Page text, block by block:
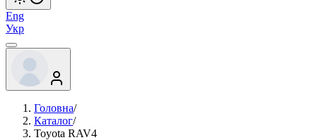
Eng
Укр
Головна/
Каталог/
Toyota RAV4